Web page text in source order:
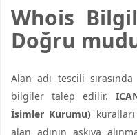
Whois
Doğru
Alan adı tescili
bilgiler talep edilir.
İsimler Kurumu)
alan adının askıya